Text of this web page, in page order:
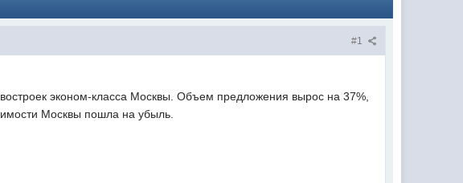
#1
эконом-класса Москвы. Объем предложения вырос на 37%,
Москвы пошла на убыль.